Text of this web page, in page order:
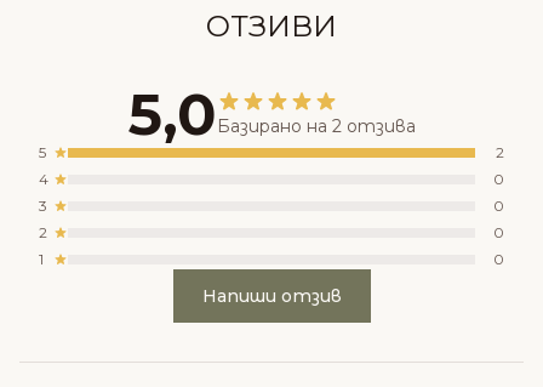
ОТЗИВИ
5,0 Базирано на 2 отзива
5
2
4
0
3
0
2
0
1
0
Напиши отзив